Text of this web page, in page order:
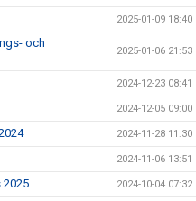
2025-01-09 18:40
och
2025-01-06 21:53
2024-12-23 08:41
2024-12-05 09:00
2024-11-28 11:30
2024-11-06 13:51
2025 2024-10-04 07:32